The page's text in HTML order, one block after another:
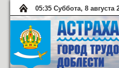
05:35 Суббота, 8 августа